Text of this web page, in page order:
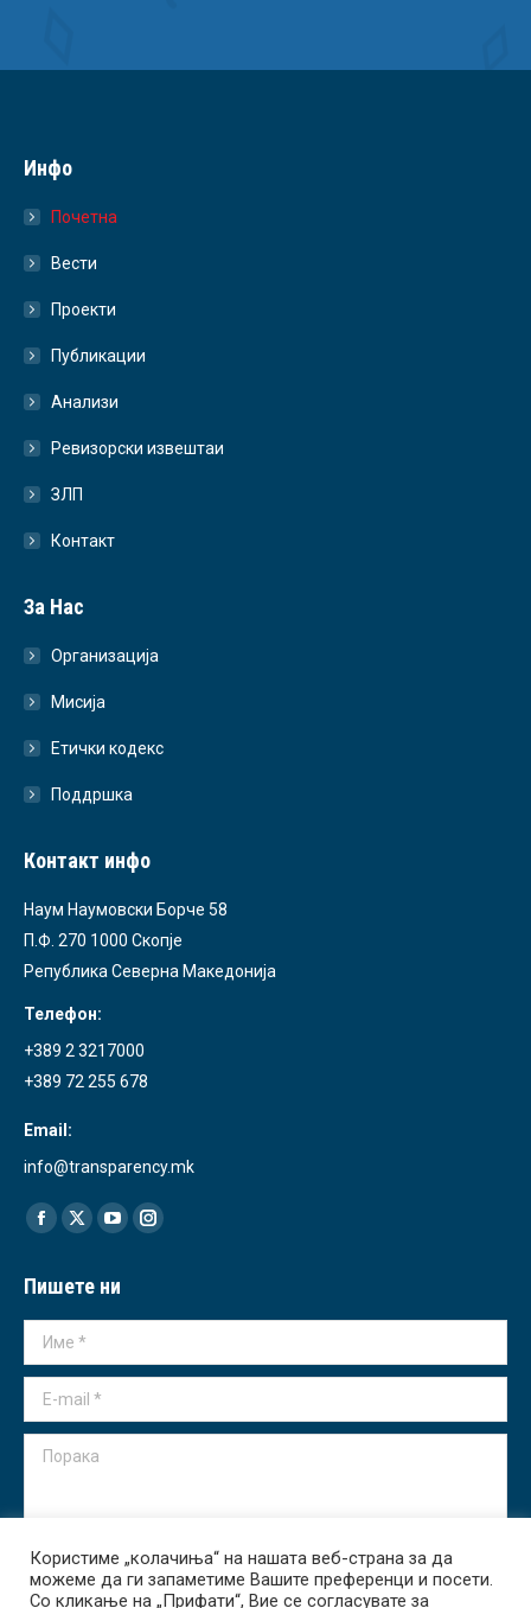
Инфо
Почетна
Вести
Проекти
Публикации
Анализи
Ревизорски извештаи
ЗЛП
Контакт
За Нас
Организација
Мисија
Етички кодекс
Поддршка
Контакт инфо
Наум Наумовски Борче 58
П.Ф. 270 1000 Скопје
Република Северна Македонија
Телефон:
+389 2 3217000
+389 72 255 678
Email:
info@transparency.mk
Find us on:
Facebook
opens
in
X
opens
in
YouTube
opens
in
Instagram
in
Пишете ни
Име *
E-mail *
Порака
Испрати
Користиме „колачиња“ на нашата веб-страна за да
можеме да ги запаметиме Вашите преференци и посети.
Со кликање на „Прифати“, Вие се согласувате за